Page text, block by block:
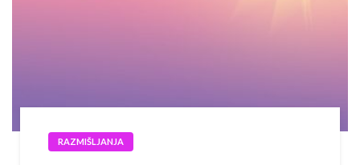
RAZMIŠLJANJA